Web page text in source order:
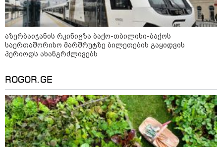
14:23 / 05-08-2026
ევროპელმა და რუსმა ყოფილმა
მაღალჩინოსნებმა უკრაინაში
ომთან დაკავშირებით
მოლაპარაკებები გამართეს - რა
არის ცნობილი შეხვედრაზე
მორიგი თავდასხმა Wildberries-
ის საწყობზე - დრონებით
თავდასხმის შემდეგ, ტულას
ოლქში მდებარე საწყობში
ხანძარია
აზერბაიჯანის რკინიგზა ბაქო-თბილისი-ბაქოს
საერთაშორისო მარშრუტზე ბილეთების გაყიდვის
პერიოდს ახანგრძლივებს
ROGOR.GE